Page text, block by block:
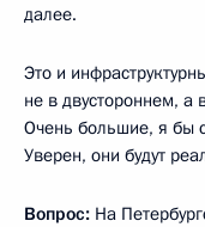
далее.
Это и
не в двустороннем, а
Очень большие, я бы
Уверен, они будут
Вопрос: На